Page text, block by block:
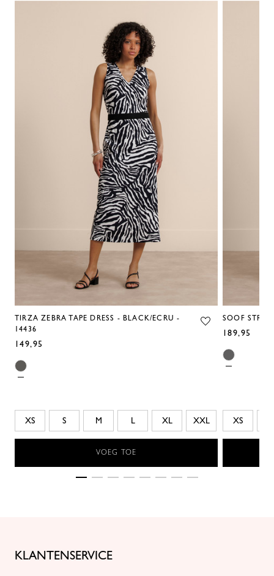
TIRZA ZEBRA TAPE DRESS - BLACK/ECRU -
14436
149,95
XS S M L XL XXL
VOEG TOE
SOOF
189,95
XS
KLANTENSERVICE